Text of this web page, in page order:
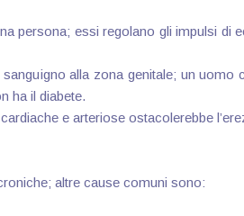
persona; essi regolano gli impulsi di
alla zona genitale; un uomo
ha il diabete.
e arteriose ostacolerebbe
altre cause comuni sono: